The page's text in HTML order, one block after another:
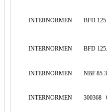
INTERNORMEN
INTERNORMEN BFD
INTERNORMEN
INTERNORMEN 300368